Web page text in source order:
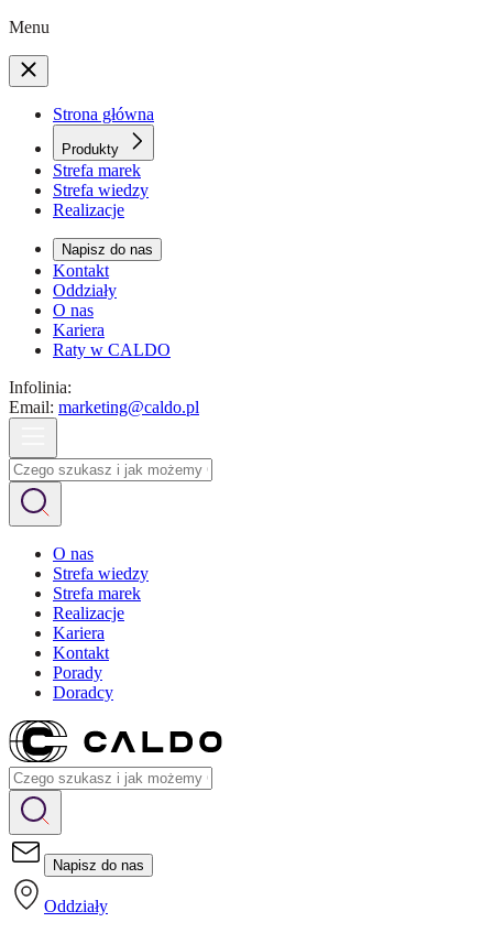
Menu
Strona główna
Produkty
Strefa marek
Strefa wiedzy
Realizacje
Napisz do nas
Kontakt
Oddziały
O nas
Kariera
Raty w CALDO
Infolinia:
Email: marketing@caldo.pl
O nas
Strefa wiedzy
Strefa marek
Realizacje
Kariera
Kontakt
Porady
Doradcy
Napisz do nas
Oddziały